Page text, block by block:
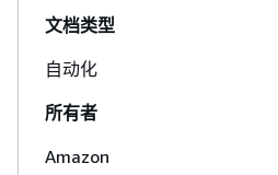
文档类型
自动化
所有者
Amazon